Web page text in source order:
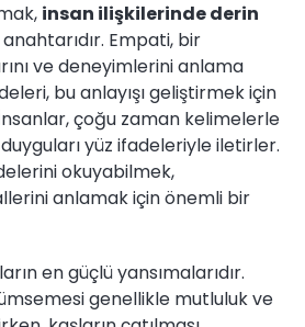
insan ilişkilerinde derin
anahtarıdır. Empati, bir
ve deneyimlerini anlama
bu anlayışı geliştirmek için
çoğu zaman kelimelerle
yüz ifadeleriyle iletirler.
okuyabilmek,
anlamak için önemli bir
en güçlü yansımalarıdır.
genellikle mutluluk ve